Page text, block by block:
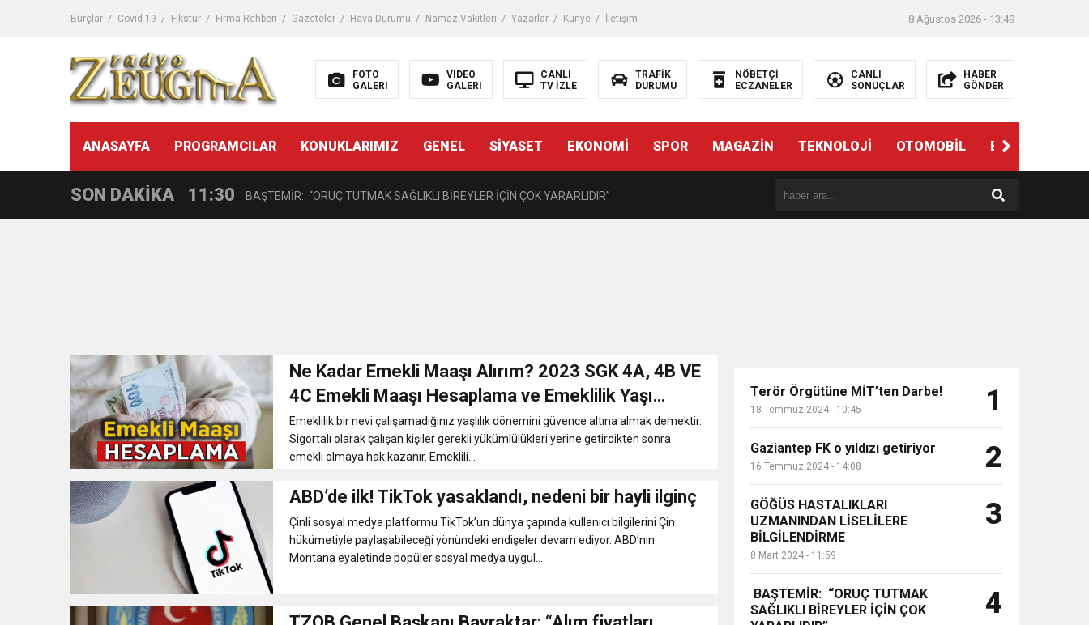
Burçlar Covid-19 Fikstür Firma Rehberi Gazeteler Hava Durumu Namaz Vakitleri Yazarlar Künye İletişim 8 Ağustos 2026 - 13:49
FOTO
GALERI
VIDEO
GALERI
CANLI
TV İZLE
TRAFİK
DURUMU
NÖBETÇİ
ECZANELER
CANLI
SONUÇLAR
HABER
GÖNDER
ANASAYFA PROGRAMCILAR KONUKLARIMIZ GENEL SİYASET EKONOMİ SPOR MAGAZİN TEKNOLOJİ OTOMOBİL EĞİTİM
SON DAKİKA
14:08 Gaziantep FK o yıldızı getiriyor
11:59 GÖĞÜS HASTALIKLARI UZMANINDAN LİSELİLERE BİLGİLENDİRME
11:30 BAŞTEMİR: “ORUÇ TUTMAK SAĞLIKLI BİREYLER İÇİN ÇOK YARARLIDIR”
11:41 Gazikültür, yeni bir eseri daha okuyucuyla buluşturdu
11:36 Hareketsiz yaşam diyabete neden oluyor
11:32 Dr. Öcük, karın germe estetiği ile ilgili bilgi verdi
10:45 Terör Örgütüne MİT’ten Darbe!
Ne Kadar Emekli Maaşı Alırım? 2023 SGK 4A, 4B VE
4C Emekli Maaşı Hesaplama ve Emeklilik Yaşı
Hesaplama Ekranı ve Sorgulama
Emeklilik bir nevi çalışamadığınız yaşlılık dönemini güvence altına almak demektir.
Sigortalı olarak çalışan kişiler gerekli yükümlülükleri yerine getirdikten sonra
emekli olmaya hak kazanır. Emeklili...
ABD’de ilk! TikTok yasaklandı, nedeni bir hayli ilginç
Çinli sosyal medya platformu TikTok’un dünya çapında kullanıcı bilgilerini Çin
hükümetiyle paylaşabileceği yönündeki endişeler devam ediyor. ABD’nin
Montana eyaletinde popüler sosyal medya uygul...
Terör Örgütüne MİT’ten Darbe!
18 Temmuz 2024 - 10:45 1
Gaziantep FK o yıldızı getiriyor
16 Temmuz 2024 - 14:08 2
GÖĞÜS HASTALIKLARI
UZMANINDAN LİSELİLERE
BİLGİLENDİRME
8 Mart 2024 - 11:59
3
BAŞTEMİR: “ORUÇ TUTMAK
SAĞLIKLI BİREYLER İÇİN ÇOK
4